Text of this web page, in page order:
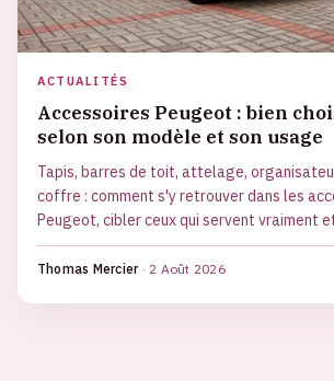
ACTUALITÉS
Accessoires Peugeot : bien
selon son modèle et son usage
Tapis, barres de toit, attelage,
coffre : comment s'y retrouver dans les
Peugeot, cibler ceux qui servent vraiment
leur compatibilité avant d'acheter.
Thomas Mercier · 2 Août 2026